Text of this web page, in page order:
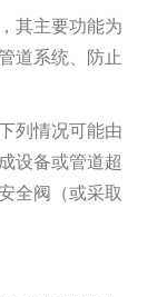
其主要功能为
道系统、防止
列情况可能由
设备或管道超
全阀（或采取